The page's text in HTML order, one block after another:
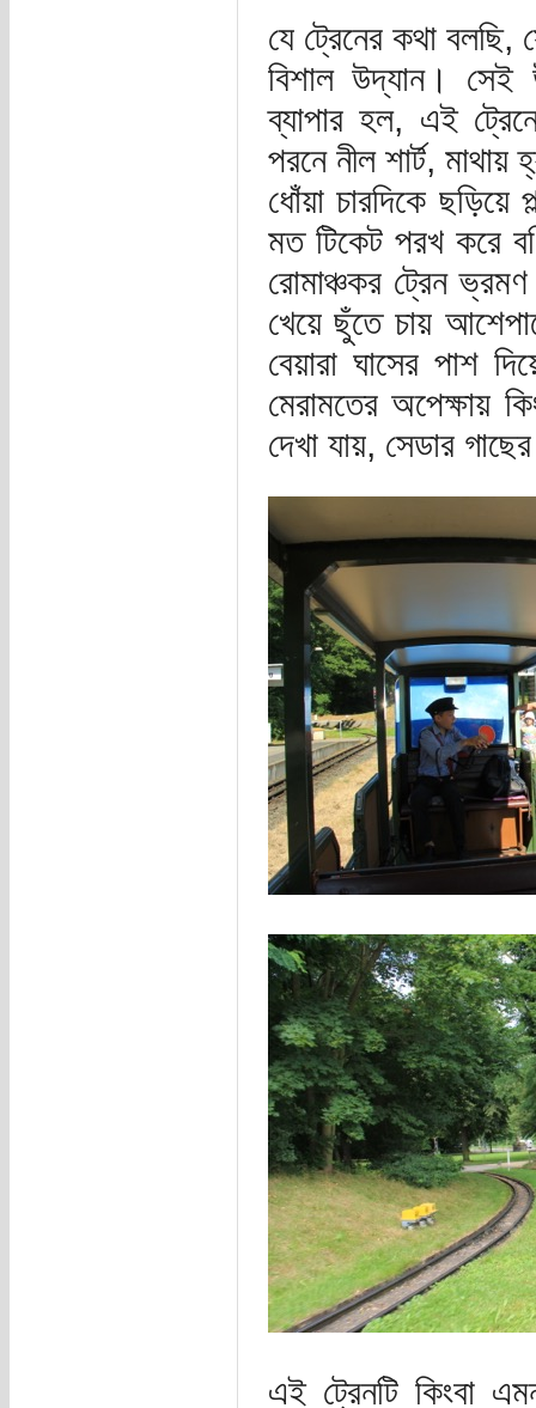
যে ট্রেনের কথা
বিশাল উদ্যান। সেই
ব্যাপার হল, এই
পরনে নীল শার্ট,
ধোঁয়া চারদিকে ছড়িয়ে
মত টিকেট পরখ করে
রোমাঞ্চকর ট্রেন
খেয়ে ছুঁতে চায়
বেয়ারা ঘাসের পাশ
মেরামতের অপেক্ষায়
দেখা যায়, সেডার
এই ট্রেনটি কিংবা